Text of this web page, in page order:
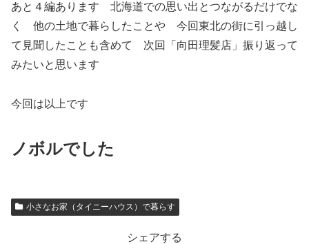
あと４編あります 北海道での思い出とつながるだけでな
く 他の土地で暮らしたことや 今回東北の街に引っ越し
て見聞したことも含めて 次回「向田理髪店」振り返って
みたいと思います
今回は以上です
ノボルでした
小さなお家（タイニーハウス）で暮らす
シェアする